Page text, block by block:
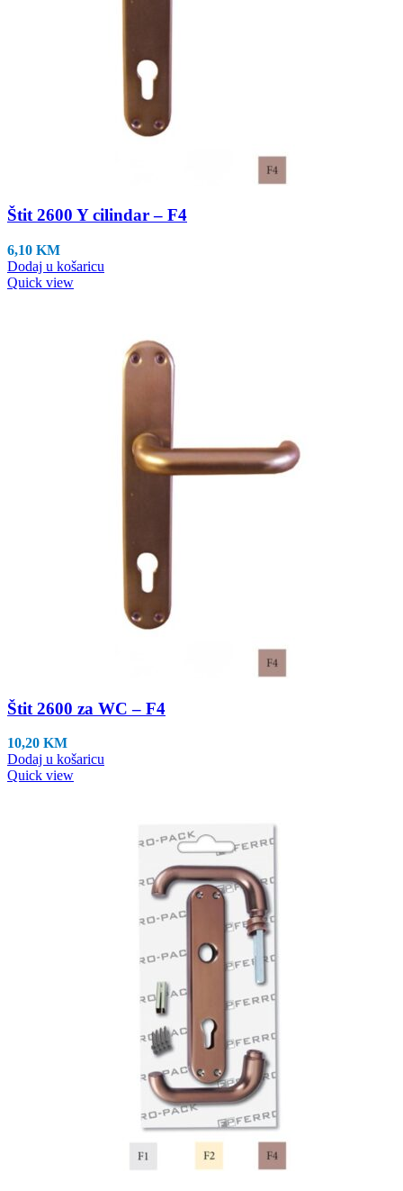
Štit 2600 Y cilindar – F4
6,10 KM
Dodaj u košaricu
Quick view
Štit 2600 za WC – F4
10,20 KM
Dodaj u košaricu
Quick view